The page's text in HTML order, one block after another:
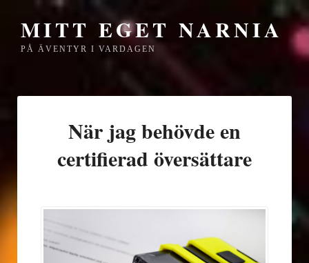
MITT EGET NARNIA
PÅ ÄVENTYR I VARDAGEN
När jag behövde en
certifierad översättare